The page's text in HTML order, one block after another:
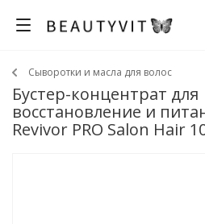
Сыворотки и масла для волос
Бустер-концентрат для
восстановление и
Revivor PRO Salon Hair